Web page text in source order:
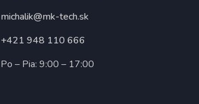
michalik@mk-tech.sk
+421 948 110 666
Po – Pia: 9:00 – 17:00